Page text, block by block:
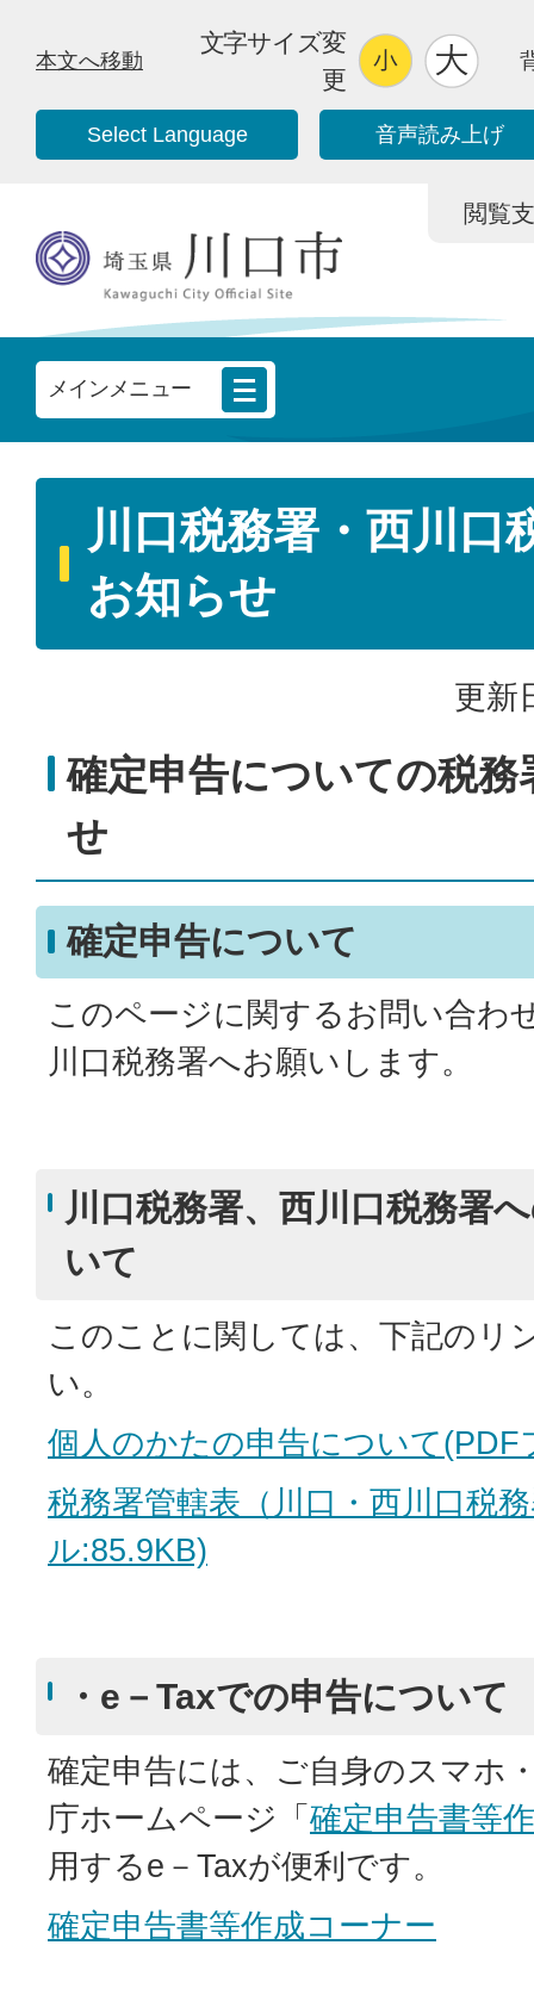
本文へ移動
文字サイズ変
更
Select Language 音声読み上げ
閲覧
メインメニュー
川口税務署・西川口
お知らせ
更新
確定申告についての税
せ
確定申告について
このページに関するお問い合わ
川口税務署へお願いします。
川口税務署、西川口税務署
いて
このことに関しては、下記のリ
い。
個人のかたの申告について(PDF
税務署管轄表（川口・西川口税
ル:85.9KB)
・e－Taxでの申告について
確定申告には、ご自身のスマホ
庁ホームページ「 確定申告書等
用するe－Taxが便利です。
確定申告書等作成コーナー